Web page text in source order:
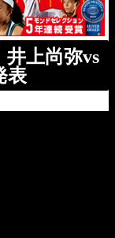
井上尚弥vs
表